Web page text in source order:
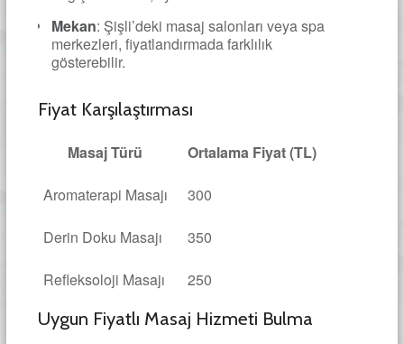
Mekan: Şişli’deki masaj salonları veya spa
merkezleri, fiyatlandırmada farklılık
gösterebilir.
Fiyat Karşılaştırması
Masaj Türü Ortalama Fiyat (TL)
Aromaterapi Masajı 300
Derin Doku Masajı 350
Refleksoloji Masajı 250
Uygun Fiyatlı Masaj Hizmeti Bulma